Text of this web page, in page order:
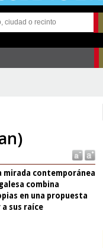
mirada contemporánea
combina
en una propuesta
sus raíce